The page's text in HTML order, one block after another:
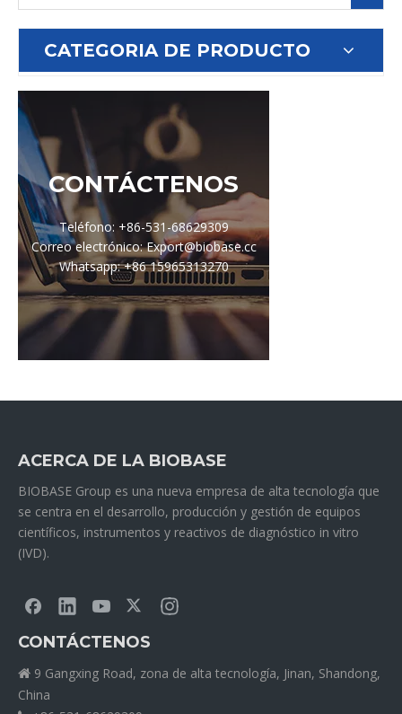
CATEGORIA DE PRODUCTO
CONTÁCTENOS
Teléfono: +86-531-68629309
Correo electrónico: Export@biobase.cc
Whatsapp: +86 15965313270
ACERCA DE LA BIOBASE
BIOBASE Group es una nueva empresa de alta tecnología que
se centra en el desarrollo, producción y gestión de equipos
científicos, instrumentos y reactivos de diagnóstico in vitro
(IVD).
CONTÁCTENOS
 9 Gangxing Road, zona de alta tecnología, Jinan, Shandong,
China